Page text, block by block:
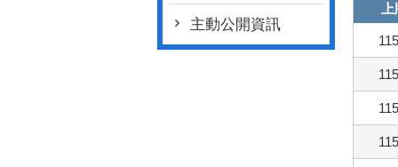
主動公開資訊